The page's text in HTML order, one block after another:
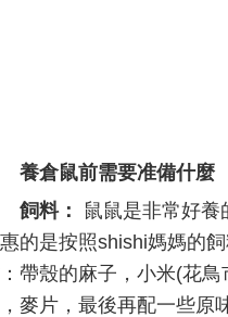
養倉鼠前需要准備什麼
飼料：
鼠鼠是非常好
的是按照shishi媽媽的
帶殼的麻子，小米(花
麥片，最後再配一些原